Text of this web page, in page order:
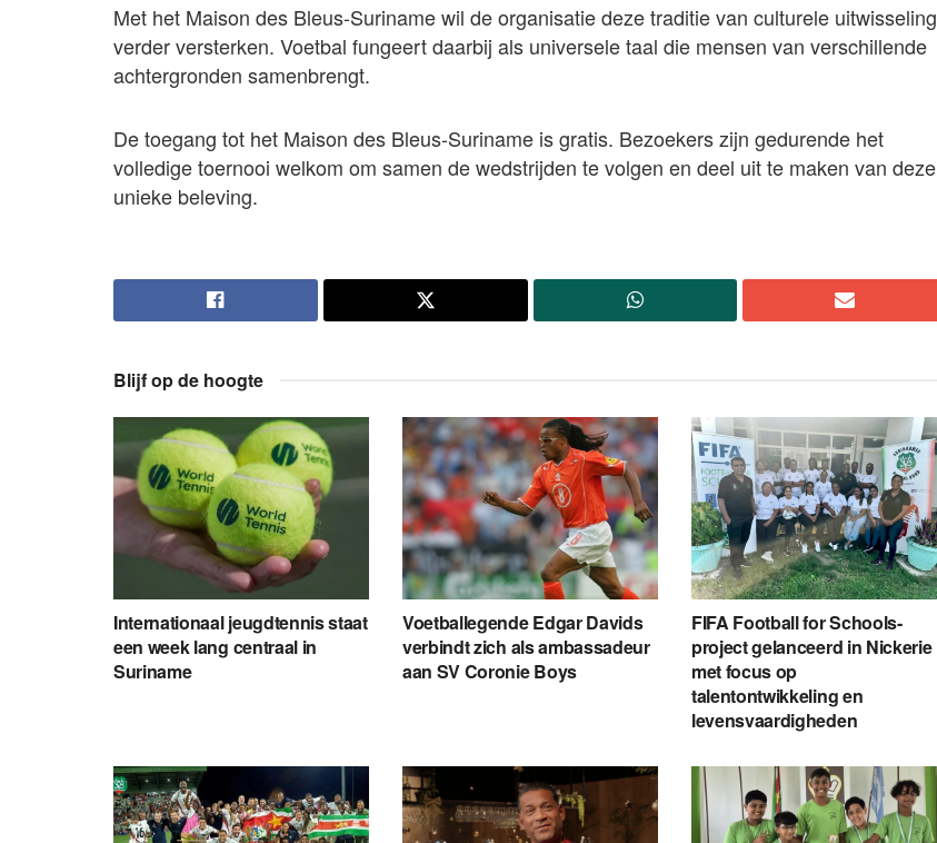
Met het Maison des Bleus-Suriname wil de organisatie deze traditie van culturele uitwisseling
verder versterken. Voetbal fungeert daarbij als universele taal die mensen van verschillende
achtergronden samenbrengt.
De toegang tot het Maison des Bleus-Suriname is gratis. Bezoekers zijn gedurende het
volledige toernooi welkom om samen de wedstrijden te volgen en deel uit te maken van deze
unieke beleving.
Blijf op de hoogte
Internationaal jeugdtennis staat
een week lang centraal in
Suriname
Voetballegende Edgar Davids
verbindt zich als ambassadeur
aan SV Coronie Boys
FIFA Football for Schools-
project gelanceerd in Nickerie
met focus op
talentontwikkeling en
levensvaardigheden